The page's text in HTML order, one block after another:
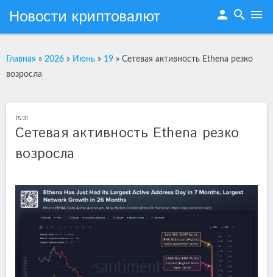
Новости криптовалют person search menu
Главная » 2026 » Июнь » 19 » Сетевая активность Ethena резко
возросла
15:31
Сетевая активность Ethena резко
возросла